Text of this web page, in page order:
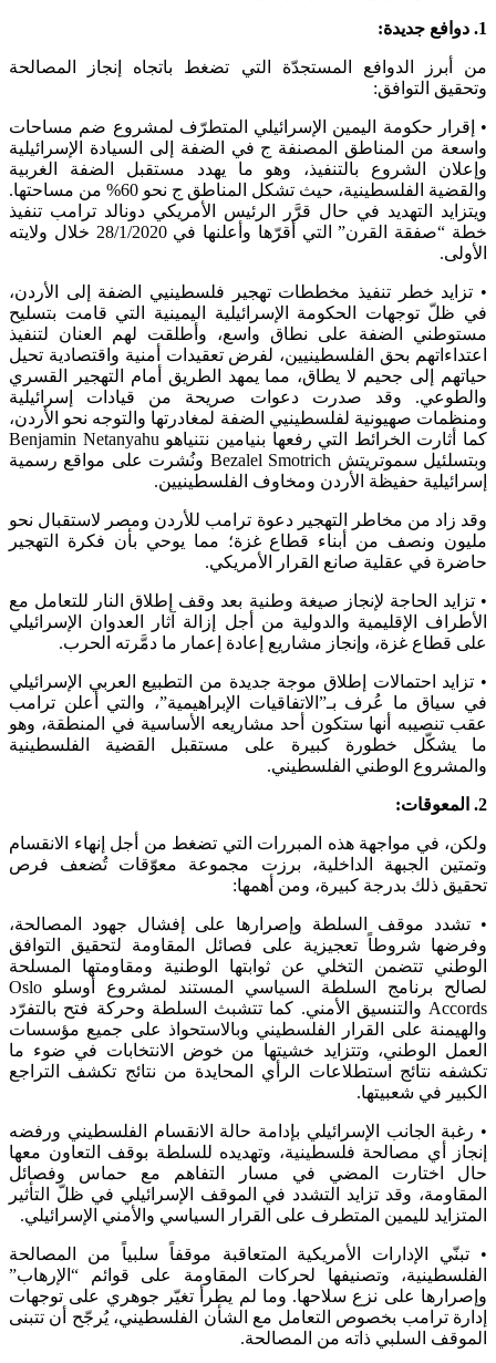
1. دوافع جديدة:
من أبرز الدوافع المستجدّة التي تضغط باتجاه إنجاز المصالحة
وتحقيق التوافق:
• إقرار حكومة اليمين الإسرائيلي المتطرّف لمشروع ضم مساحات
واسعة من المناطق المصنفة ج في الضفة إلى السيادة الإسرائيلية
وإعلان الشروع بالتنفيذ، وهو ما يهدد مستقبل الضفة الغربية
والقضية الفلسطينية، حيث تشكل المناطق ج نحو 60% من مساحتها.
ويتزايد التهديد في حال قرَّر الرئيس الأمريكي دونالد ترامب تنفيذ
خطة “صفقة القرن” التي أقرّها وأعلنها في 28/1/2020 خلال ولايته
الأولى.
• تزايد خطر تنفيذ مخططات تهجير فلسطينيي الضفة إلى الأردن،
في ظلّ توجهات الحكومة الإسرائيلية اليمينية التي قامت بتسليح
مستوطني الضفة على نطاق واسع، وأطلقت لهم العنان لتنفيذ
اعتداءاتهم بحق الفلسطينيين، لفرض تعقيدات أمنية واقتصادية تحيل
حياتهم إلى جحيم لا يطاق، مما يمهد الطريق أمام التهجير القسري
والطوعي. وقد صدرت دعوات صريحة من قيادات إسرائيلية
ومنظمات صهيونية لفلسطينيي الضفة لمغادرتها والتوجه نحو الأردن،
كما أثارت الخرائط التي رفعها بنيامين نتنياهو Benjamin Netanyahu
وبتسلئيل سموتريتش Bezalel Smotrich ونُشرت على مواقع رسمية
إسرائيلية حفيظة الأردن ومخاوف الفلسطينيين.
وقد زاد من مخاطر التهجير دعوة ترامب للأردن ومصر لاستقبال نحو
مليون ونصف من أبناء قطاع غزة؛ مما يوحي بأن فكرة التهجير
حاضرة في عقلية صانع القرار الأمريكي.
• تزايد الحاجة لإنجاز صيغة وطنية بعد وقف إطلاق النار للتعامل مع
الأطراف الإقليمية والدولية من أجل إزالة آثار العدوان الإسرائيلي
على قطاع غزة، وإنجاز مشاريع إعادة إعمار ما دمَّرته الحرب.
• تزايد احتمالات إطلاق موجة جديدة من التطبيع العربي الإسرائيلي
في سياق ما عُرف بـ”الاتفاقيات الإبراهيمية”، والتي أعلن ترامب
عقب تنصيبه أنها ستكون أحد مشاريعه الأساسية في المنطقة، وهو
ما يشكّل خطورة كبيرة على مستقبل القضية الفلسطينية
والمشروع الوطني الفلسطيني.
2. المعوقات:
ولكن، في مواجهة هذه المبررات التي تضغط من أجل إنهاء الانقسام
وتمتين الجبهة الداخلية، برزت مجموعة معوّقات تُضعف فرص
تحقيق ذلك بدرجة كبيرة، ومن أهمها:
• تشدد موقف السلطة وإصرارها على إفشال جهود المصالحة،
وفرضها شروطاً تعجيزية على فصائل المقاومة لتحقيق التوافق
الوطني تتضمن التخلي عن ثوابتها الوطنية ومقاومتها المسلحة
لصالح برنامج السلطة السياسي المستند لمشروع أوسلو Oslo
Accords والتنسيق الأمني. كما تتشبث السلطة وحركة فتح بالتفرّد
والهيمنة على القرار الفلسطيني وبالاستحواذ على جميع مؤسسات
العمل الوطني، وتتزايد خشيتها من خوض الانتخابات في ضوء ما
تكشفه نتائج استطلاعات الرأي المحايدة من نتائج تكشف التراجع
الكبير في شعبيتها.
• رغبة الجانب الإسرائيلي بإدامة حالة الانقسام الفلسطيني ورفضه
إنجاز أي مصالحة فلسطينية، وتهديده للسلطة بوقف التعاون معها
حال اختارت المضي في مسار التفاهم مع حماس وفصائل
المقاومة، وقد تزايد التشدد في الموقف الإسرائيلي في ظلّ التأثير
المتزايد لليمين المتطرف على القرار السياسي والأمني الإسرائيلي.
• تبنّي الإدارات الأمريكية المتعاقبة موقفاً سلبياً من المصالحة
الفلسطينية، وتصنيفها لحركات المقاومة على قوائم “الإرهاب”
وإصرارها على نزع سلاحها. وما لم يطرأ تغيّر جوهري على توجهات
إدارة ترامب بخصوص التعامل مع الشأن الفلسطيني، يُرجّح أن تتبنى
الموقف السلبي ذاته من المصالحة.